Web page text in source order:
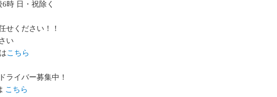
時 日・祝除く
せください！！
い
こちら
ライバー募集中！
こちら